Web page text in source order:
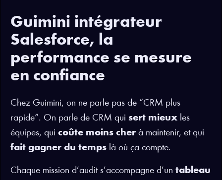
Guimini intégrateur
Salesforce, la
performance se mesure
en confiance
Chez Guimini, on ne parle pas de “CRM plus
rapide”. On parle de CRM qui sert mieux les
équipes, qui coûte moins cher à maintenir, et qui
fait gagner du temps là où ça compte.
Chaque mission d’audit s’accompagne d’un tableau